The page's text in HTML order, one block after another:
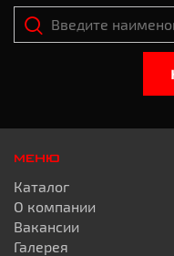
МЕНЮ
Каталог
О компании
Вакансии
Галерея